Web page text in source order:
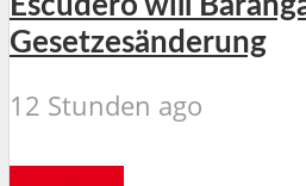
Gesetzesänderung
12 Stunden ago